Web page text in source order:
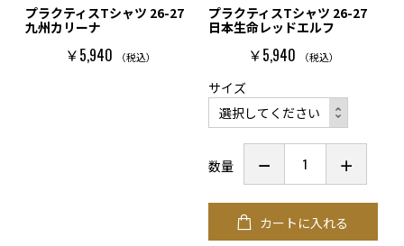
プラクティスTシャツ 26-27
九州カリーナ
￥5,940 （税込）
プラクティスTシャツ 26-27
日本生命レッドエルフ
￥5,940 （税込）
サイズ
数量
カートに入れる